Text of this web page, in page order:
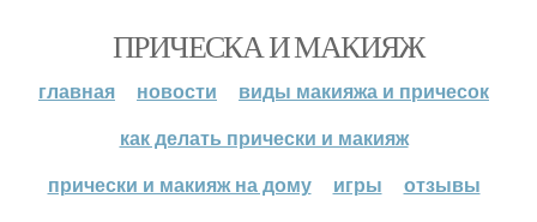
ПРИЧЕСКА И МАКИЯЖ
главная новости
виды макияжа и причесок
как делать прически и макияж
прически и макияж на дому
игры отзывы